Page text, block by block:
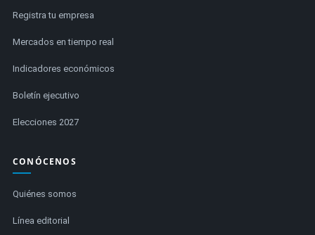
Registra tu empresa
Mercados en tiempo real
Indicadores económicos
Boletín ejecutivo
Elecciones 2027
CONÓCENOS
Quiénes somos
Línea editorial